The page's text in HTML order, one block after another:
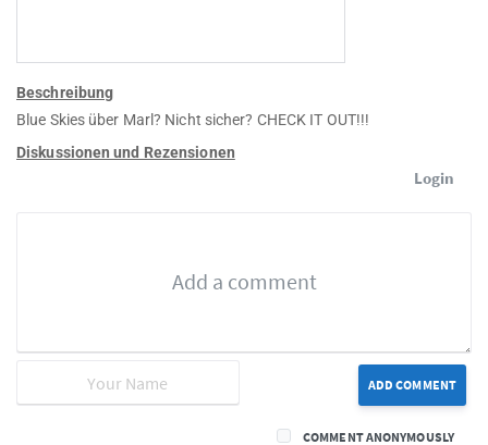
Beschreibung
Blue Skies über Marl? Nicht sicher? CHECK IT OUT!!!
Diskussionen und Rezensionen
Login
ADD COMMENT
COMMENT ANONYMOUSLY